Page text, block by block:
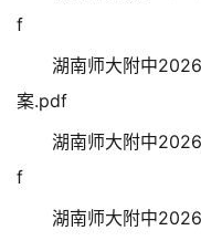
f
湖南师大附中
案.pdf
湖南师大附中
f
湖南师大附中